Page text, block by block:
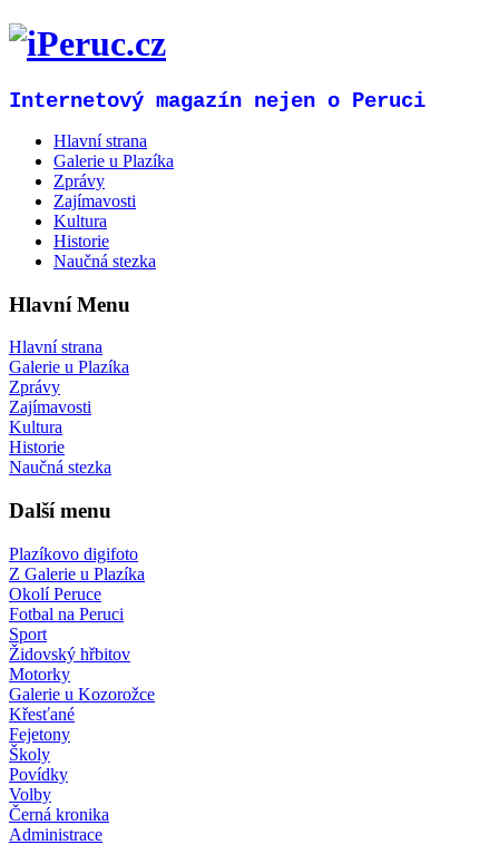
Internetový magazín nejen o Peruci
Hlavní strana
Galerie u Plazíka
Zprávy
Zajímavosti
Kultura
Historie
Naučná stezka
Hlavní Menu
Hlavní strana
Galerie u Plazíka
Zprávy
Zajímavosti
Kultura
Historie
Naučná stezka
Další menu
Plazíkovo digifoto
Z Galerie u Plazíka
Okolí Peruce
Fotbal na Peruci
Sport
Židovský hřbitov
Motorky
Galerie u Kozorožce
Křesťané
Fejetony
Školy
Povídky
Volby
Černá kronika
Administrace